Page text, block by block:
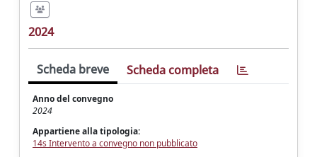
2024
Scheda breve Scheda completa
Anno del convegno
2024
Appartiene alla tipologia:
14s Intervento a convegno non pubblicato